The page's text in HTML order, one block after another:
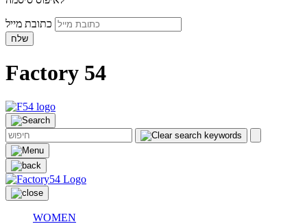
שלח
Factory 54
WOMEN